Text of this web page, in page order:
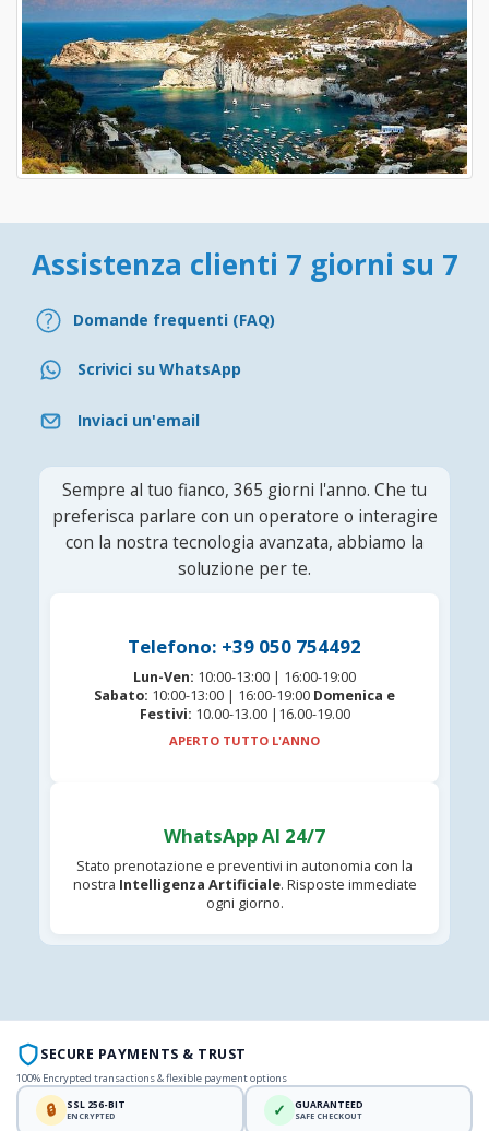
Assistenza clienti 7 giorni su 7
Domande frequenti (FAQ)
Scrivici su WhatsApp
Inviaci un'email
Sempre al tuo fianco, 365 giorni l'anno. Che tu
preferisca parlare con un operatore o interagire
con la nostra tecnologia avanzata, abbiamo la
soluzione per te.
Telefono: +39 050 754492
Lun-Ven: 10:00-13:00 | 16:00-19:00
Sabato: 10:00-13:00 | 16:00-19:00 Domenica e
Festivi: 10.00-13.00 |16.00-19.00
APERTO TUTTO L'ANNO
WhatsApp AI 24/7
Stato prenotazione e preventivi in autonomia con la
nostra Intelligenza Artificiale. Risposte immediate
ogni giorno.
SECURE PAYMENTS & TRUST
100% Encrypted transactions & flexible payment options
🔒 SSL 256-BIT
ENCRYPTED ✓ GUARANTEED
SAFE CHECKOUT